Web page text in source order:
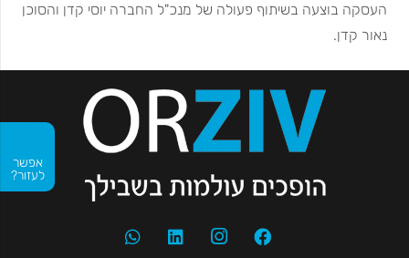
אפשר
לעזור?
העסקה בוצעה בשיתוף פעולה של מנכ"ל החברה יוסי קדן והסוכן
נאור קדן.